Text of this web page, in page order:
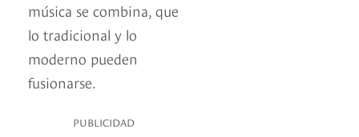
música se combina, que
lo tradicional y lo
moderno pueden
fusionarse.
PUBLICIDAD